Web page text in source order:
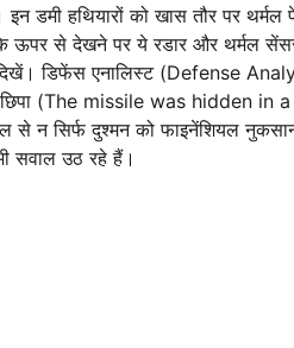
डमी हथियारों को खास तौर पर
से देखने पर ये रडार और थर्मल सेंसर
डिफेंस एनालिस्ट (Defense
छिपा (The missile was hidden
से न सिर्फ दुश्मन को फाइनेंशियल
सवाल उठ रहे हैं।